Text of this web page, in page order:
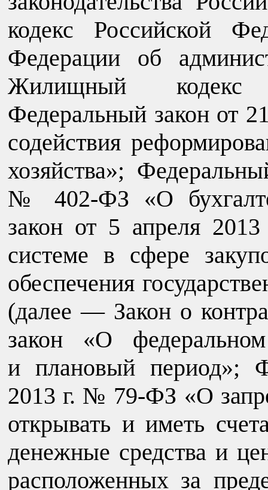
кодекс Российской
Федерации об
Жилищный кодекс
Федеральный закон от
содействия
хозяйства»;
№ 402-ФЗ «О
закон от 5 апреля
системе в сфере
обеспечения
(далее — Закон о
закон «О
и плановый период»;
2013 г. № 79-ФЗ «О
открывать и иметь
денежные средства и
расположенных за